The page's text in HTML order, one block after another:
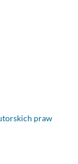
praw